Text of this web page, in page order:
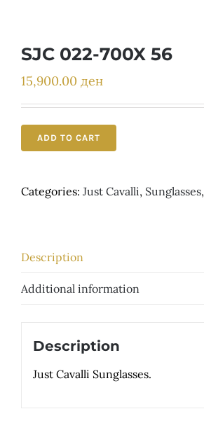
SJC 022-700X 56
15,900.00 ден
ADD TO CART
Categories: Just Cavalli, Sunglasses,
Description
Additional information
Description
Just Cavalli Sunglasses.